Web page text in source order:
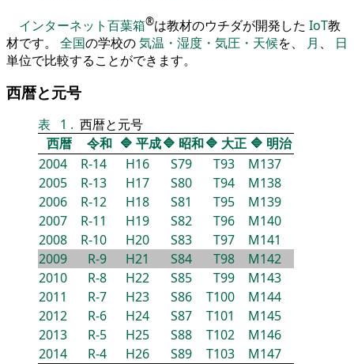
インターネット百葉箱®は教材のウチダが開発した IoT教
材です。 全国の学校の気温・湿度・気圧・天候を、 月 、 日
単位で比較することができます。
西暦と元号
表 1 . 西暦と元号
西暦
令和 🔷 平成🔷 昭和🔷 大正 🔷 明治
2004
R-14 H16 S79 T93
M137
2005
R-13 H17 S80 T94
M138
2006
R-12 H18 S81 T95
M139
2007
R-11 H19 S82 T96
M140
2008
R-10 H20 S83 T97
M141
2009
R-9 H21 S84 T98
M142
2010
R-8 H22 S85 T99
M143
2011
R-7 H23 S86 T100
M144
2012
R-6 H24 S87 T101
M145
2013
R-5 H25 S88 T102
M146
2014
R-4 H26 S89 T103
M147